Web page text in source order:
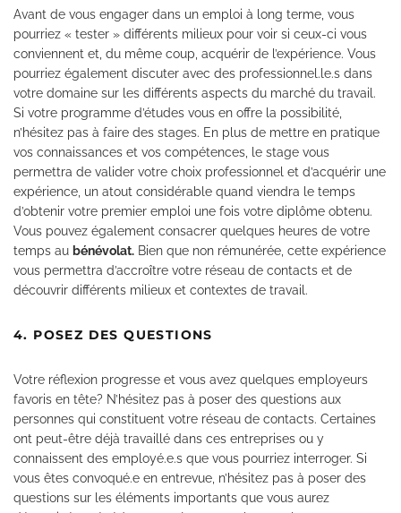
Avant de vous engager dans un emploi à long terme, vous
pourriez « tester » différents milieux pour voir si ceux-ci vous
conviennent et, du même coup, acquérir de l’expérience. Vous
pourriez également discuter avec des professionnel.le.s dans
votre domaine sur les différents aspects du marché du travail.
Si votre programme d’études vous en offre la possibilité,
n’hésitez pas à faire des stages. En plus de mettre en pratique
vos connaissances et vos compétences, le stage vous
permettra de valider votre choix professionnel et d’acquérir une
expérience, un atout considérable quand viendra le temps
d’obtenir votre premier emploi une fois votre diplôme obtenu.
Vous pouvez également consacrer quelques heures de votre
temps au bénévolat. Bien que non rémunérée, cette expérience
vous permettra d’accroître votre réseau de contacts et de
découvrir différents milieux et contextes de travail.
4. POSEZ DES QUESTIONS
Votre réflexion progresse et vous avez quelques employeurs
favoris en tête? N’hésitez pas à poser des questions aux
personnes qui constituent votre réseau de contacts. Certaines
ont peut-être déjà travaillé dans ces entreprises ou y
connaissent des employé.e.s que vous pourriez interroger. Si
vous êtes convoqué.e en entrevue, n’hésitez pas à poser des
questions sur les éléments importants que vous aurez